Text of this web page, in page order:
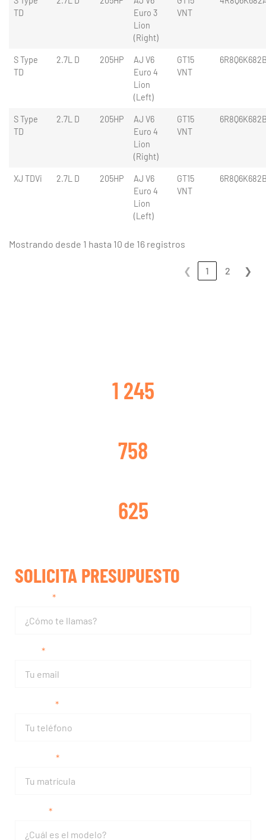
TD
Euro 3
Lion
(Right)
VNT
S Type
TD
2.7L D 205HP
AJ V6
Euro 4
Lion
(Left)
GT15
VNT
S Type
TD
2.7L D 205HP
AJ V6
Euro 4
Lion
(Right)
GT15
VNT
XJ TDVi 2.7L D 205HP
AJ V6
Euro 4
Lion
(Left)
GT15
VNT
Mostrando desde 1 hasta 10 de 16 registros
❮ 1 2 ❯
SOLICITA PRESUPUESTO
1 245
758
625